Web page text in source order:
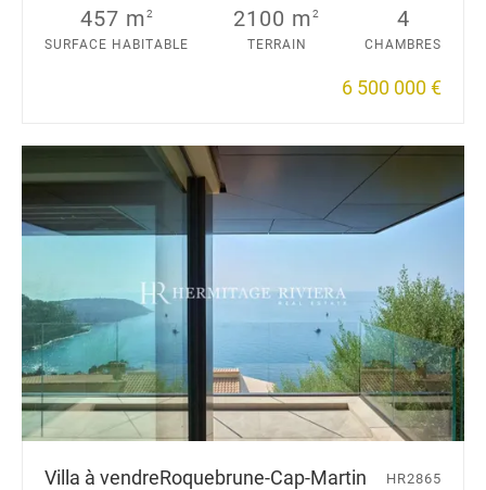
457 m2
SURFACE HABITABLE
2100 m2
TERRAIN
4
CHAMBRES
6 500 000 €
Villa à vendreRoquebrune-Cap-Martin
HR2865